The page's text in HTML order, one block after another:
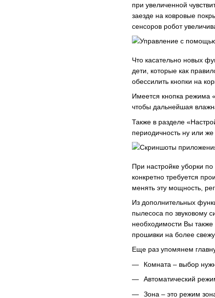
при увеличенной
заезде на ковровые
сенсоров робот
Что касательно новых
дети, которые как
обессилить кнопки на
Имеется кнопка режима
чтобы дальнейшая
Также в разделе
периодичность ну или же
При настройке уборки
конкретно требуется
менять эту мощность,
Из дополнительных
пылесоса по звуковому
необходимости Вы
прошивки на более
Еще раз упомянем
Комната – выбор
Автоматический
Зона – это режим